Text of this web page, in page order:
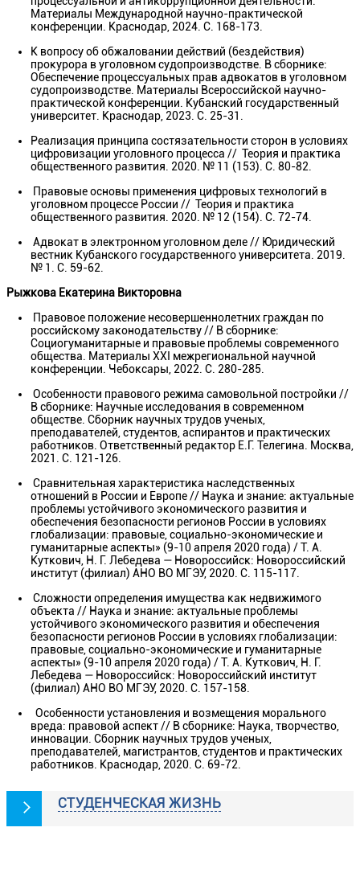
Материалы Международной научно-практической
конференции. Краснодар, 2024. С. 168-173.
К вопросу об обжаловании действий (бездействия)
прокурора в уголовном судопроизводстве. В сборнике:
Обеспечение процессуальных прав адвокатов в уголовном
судопроизводстве. Материалы Всероссийской научно-
практической конференции. Кубанский государственный
университет. Краснодар, 2023. С. 25-31.
Реализация принципа состязательности сторон в условиях
цифровизации уголовного процесса // Теория и практика
общественного развития. 2020. № 11 (153). С. 80-82.
Правовые основы применения цифровых технологий в
уголовном процессе России // Теория и практика
общественного развития. 2020. № 12 (154). С. 72-74.
Адвокат в электронном уголовном деле // Юридический
вестник Кубанского государственного университета. 2019.
№ 1. С. 59-62.
Рыжкова Екатерина Викторовна
Правовое положение несовершеннолетних граждан по
российскому законодательству // В сборнике:
Социогуманитарные и правовые проблемы современного
общества. Материалы XXI межрегиональной научной
конференции. Чебоксары, 2022. С. 280-285.
Особенности правового режима самовольной постройки //
В сборнике: Научные исследования в современном
обществе. Сборник научных трудов ученых,
преподавателей, студентов, аспирантов и практических
работников. Ответственный редактор Е.Г. Телегина. Москва,
2021. С. 121-126.
Сравнительная характеристика наследственных
отношений в России и Европе // Наука и знание: актуальные
проблемы устойчивого экономического развития и
обеспечения безопасности регионов России в условиях
глобализации: правовые, социально-экономические и
гуманитарные аспекты» (9-10 апреля 2020 года) / Т. А.
Куткович, Н. Г. Лебедева — Новороссийск: Новороссийский
институт (филиал) АНО ВО МГЭУ, 2020. С. 115-117.
Сложности определения имущества как недвижимого
объекта // Наука и знание: актуальные проблемы
устойчивого экономического развития и обеспечения
безопасности регионов России в условиях глобализации:
правовые, социально-экономические и гуманитарные
аспекты» (9-10 апреля 2020 года) / Т. А. Куткович, Н. Г.
Лебедева — Новороссийск: Новороссийский институт
(филиал) АНО ВО МГЭУ, 2020. С. 157-158.
Особенности установления и возмещения морального
вреда: правовой аспект // В сборнике: Наука, творчество,
инновации. Сборник научных трудов ученых,
преподавателей, магистрантов, студентов и практических
работников. Краснодар, 2020. С. 69-72.
СТУДЕНЧЕСКАЯ ЖИЗНЬ